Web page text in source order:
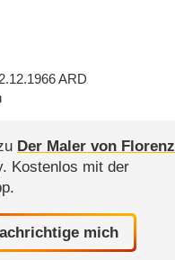
ARD
Der Maler von Florenz
Kostenlos mit der
mich